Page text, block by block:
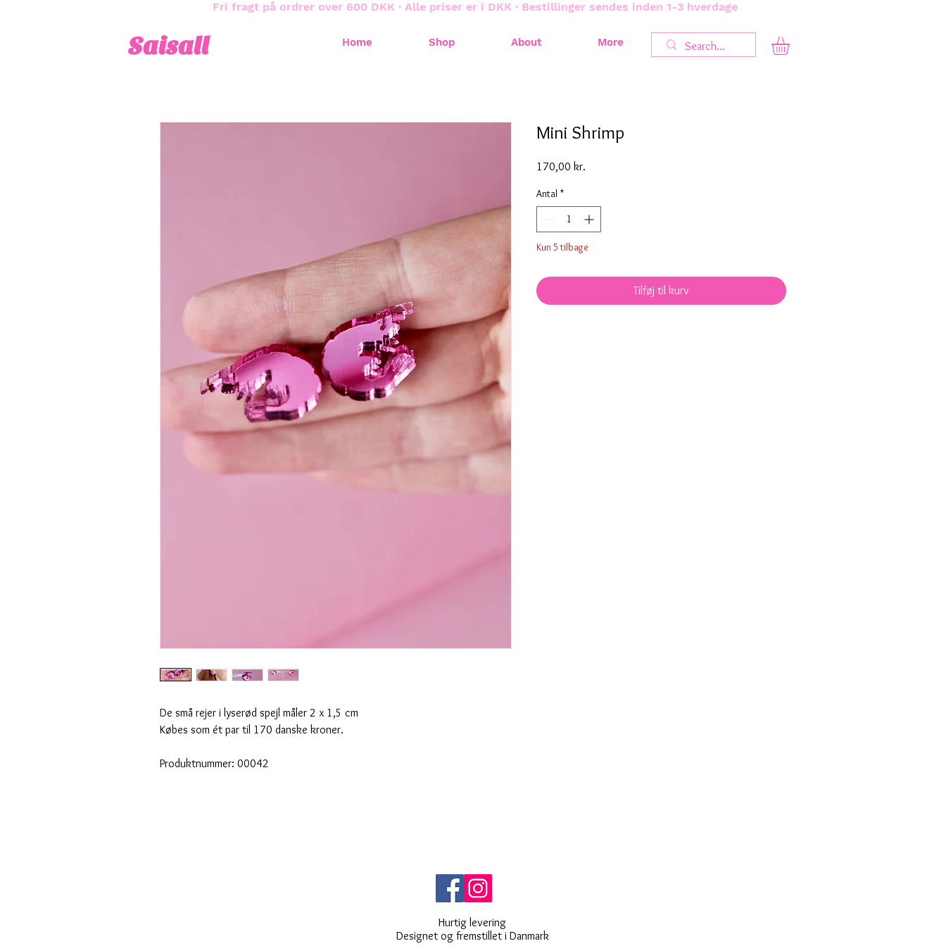
Fri fragt på ordrer over 600 DKK · Alle priser er i DKK · Bestillinger sendes inden 1-3 hverdage
Saisall Home Shop About More
De små rejer i lyserød spejl måler 2 x 1,5 cm
Købes som ét par til 170 danske kroner.
Produktnummer: 00042
Mini Shrimp
170,00 kr.
Antal *
Kun 5 tilbage
Tilføj til kurv
Hurtig levering
Designet og fremstillet i Danmark